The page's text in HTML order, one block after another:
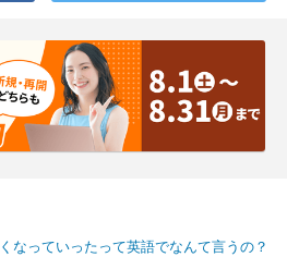
なっていったって英語でなんて言うの？